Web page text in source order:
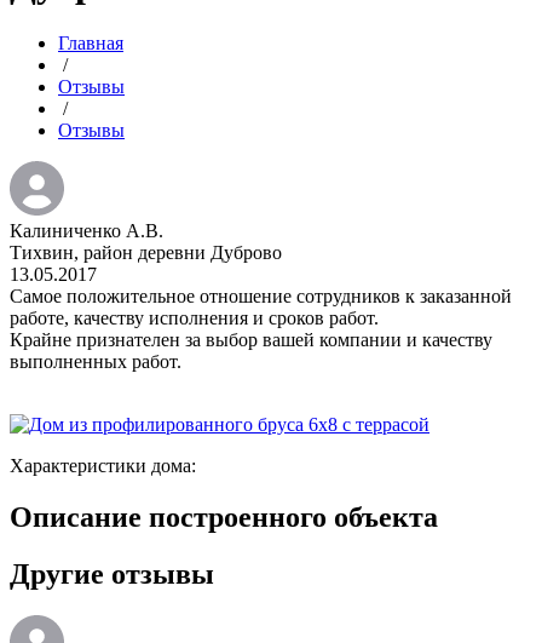
Главная
/
Отзывы
/
Отзывы
Калиниченко А.В.
Тихвин, район деревни Дуброво
13.05.2017
Самое положительное отношение сотрудников к заказанной
работе, качеству исполнения и сроков работ.
Крайне признателен за выбор вашей компании и качеству
выполненных работ.
Характеристики дома:
Описание построенного объекта
Другие отзывы